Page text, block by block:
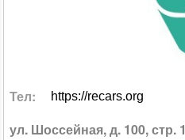
Тел: https://recars.org
ул. Шоссейная, д. 100, стр. 1